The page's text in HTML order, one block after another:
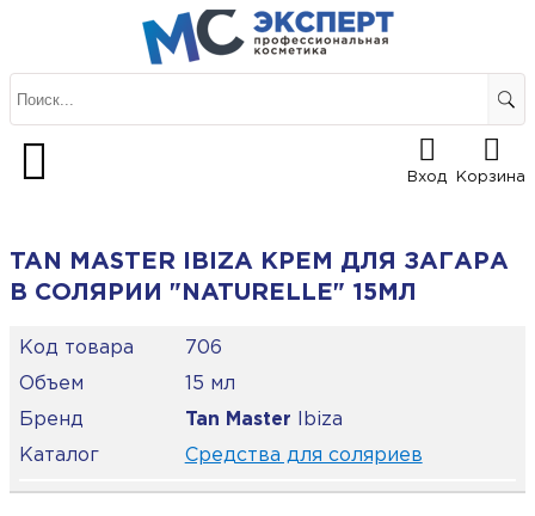
Вход Корзина
TAN MASTER IBIZA КРЕМ ДЛЯ ЗАГАРА
В СОЛЯРИИ "NATURELLE" 15МЛ
Код товара
706
Объем
15 мл
Бренд
Tan Master Ibiza
Каталог
Средства для соляриев